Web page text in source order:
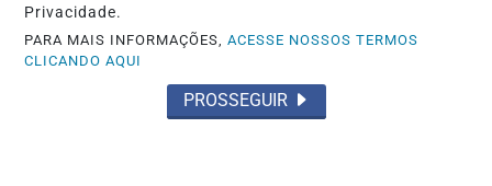
Privacidade.
PARA MAIS INFORMAÇÕES,ACESSE NOSSOS TERMOS
CLICANDO AQUI
PROSSEGUIR